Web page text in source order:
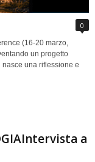
0
(16-20 marzo,
un progetto
una riflessione e
a